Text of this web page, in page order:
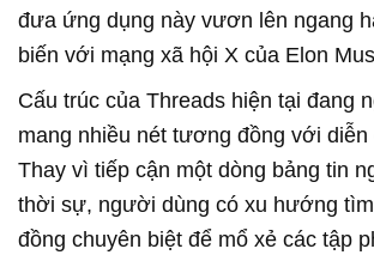
đưa ứng dụng này vươn lên ngang
biến với mạng xã hội X của Elon
Cấu trúc của Threads hiện tại đang
mang nhiều nét tương đồng với diễn
Thay vì tiếp cận một dòng bảng tin
thời sự, người dùng có xu hướng
đồng chuyên biệt để mổ xẻ các tập